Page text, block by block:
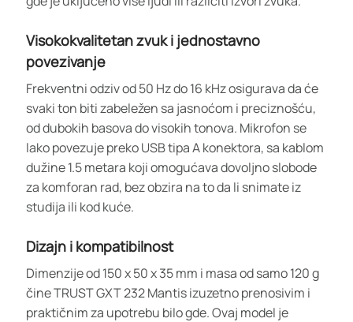
Visokokvalitetan zvuk i jednostavno
povezivanje
Frekventni odziv od 50 Hz do 16 kHz osigurava da će
svaki ton biti zabeležen sa jasnoćom i preciznošću,
od dubokih basova do visokih tonova. Mikrofon se
lako povezuje preko USB tipa A konektora, sa kablom
dužine 1.5 metara koji omogućava dovoljno slobode
za komforan rad, bez obzira na to da li snimate iz
studija ili kod kuće.
Dizajn i kompatibilnost
Dimenzije od 150 x 50 x 35 mm i masa od samo 120 g
čine TRUST GXT 232 Mantis izuzetno prenosivim i
praktičnim za upotrebu bilo gde. Ovaj model je